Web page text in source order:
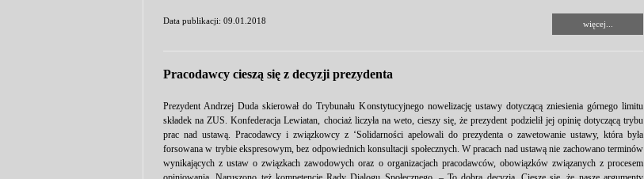
Data publikacji: 09.01.2018 więcej...
Pracodawcy cieszą się z decyzji prezydenta
Prezydent Andrzej Duda skierował do Trybunału Konstytucyjnego nowelizację ustawy dotyczącą zniesienia górnego limitu
składek na ZUS. Konfederacja Lewiatan, chociaż liczyła na weto, cieszy się, że prezydent podzielił jej opinię dotyczącą trybu
prac nad ustawą. Pracodawcy i związkowcy z ‘Solidarności apelowali do prezydenta o zawetowanie ustawy, która była
forsowana w trybie ekspresowym, bez odpowiednich konsultacji społecznych. W pracach nad ustawą nie zachowano terminów
wynikających z ustaw o związkach zawodowych oraz o organizacjach pracodawców, obowiązków związanych z procesem